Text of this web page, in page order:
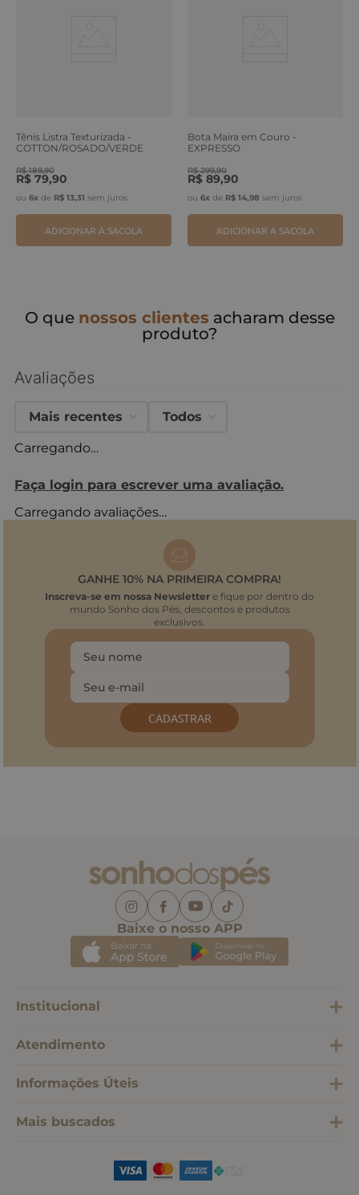
Tênis Listra Texturizada -
COTTON/ROSADO/VERDE
R$ 189,90
R$ 79,90
ou 6x de R$ 13,31 sem juros
ADICIONAR A SACOLA
Bota Maira em Couro -
EXPRESSO
R$ 299,90
R$ 89,90
ou 6x de R$ 14,98 sem juros
ADICIONAR A SACOLA
O que nossos clientes acharam desse
produto?
Avaliações
Carregando…
Faça login para escrever uma avaliação.
Mais recentes Todos
Carregando avaliações…
GANHE 10% NA PRIMEIRA COMPRA!
Inscreva-se em nossa Newsletter e fique por dentro do
mundo Sonho dos Pés, descontos e produtos
exclusivos.
CADASTRAR
Baixe o nosso APP
Institucional
Atendimento
Informações Úteis
Mais buscados